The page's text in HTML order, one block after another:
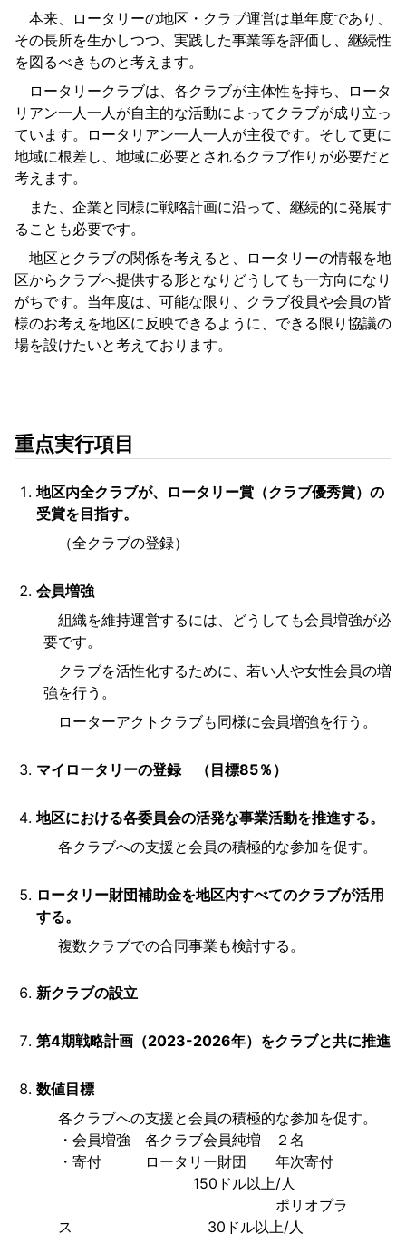
本来、ロータリーの地区・クラブ運営は単年度であり、
その長所を生かしつつ、実践した事業等を評価し、継続性
を図るべきものと考えます。
ロータリークラブは、各クラブが主体性を持ち、ロータ
リアン一人一人が自主的な活動によってクラブが成り立っ
ています。ロータリアン一人一人が主役です。そして更に
地域に根差し、地域に必要とされるクラブ作りが必要だと
考えます。
また、企業と同様に戦略計画に沿って、継続的に発展す
ることも必要です。
地区とクラブの関係を考えると、ロータリーの情報を地
区からクラブへ提供する形となりどうしても一方向になり
がちです。当年度は、可能な限り、クラブ役員や会員の皆
様のお考えを地区に反映できるように、できる限り協議の
場を設けたいと考えております。
重点実行項目
地区内全クラブが、ロータリー賞（クラブ優秀賞）の
受賞を目指す。
（全クラブの登録）
会員増強
組織を維持運営するには、どうしても会員増強が必
要です。
クラブを活性化するために、若い人や女性会員の増
強を行う。
ローターアクトクラブも同様に会員増強を行う。
マイロータリーの登録 （目標85％）
地区における各委員会の活発な事業活動を推進する。
各クラブへの支援と会員の積極的な参加を促す。
ロータリー財団補助金を地区内すべてのクラブが活用
する。
複数クラブでの合同事業も検討する。
新クラブの設立
第4期戦略計画（2023-2026年）をクラブと共に推進
数値目標
各クラブへの支援と会員の積極的な参加を促す。
・会員増強 各クラブ会員純増 ２名
・寄付 ロータリー財団 年次寄付
150ドル以上/人
ポリオプラ
ス 30ドル以上/人